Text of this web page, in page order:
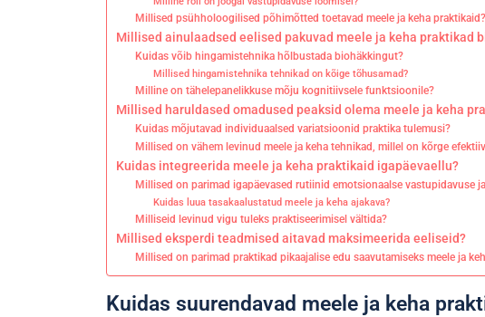
Millised psühholoogilised põhimõtted toetavad meele ja keha praktikaid?
Millised ainulaadsed eelised pakuvad meele ja keha praktikad
Kuidas võib hingamistehnika hõlbustada biohäkkingut?
Millised hingamistehnika tehnikad on kõige tõhusamad?
Milline on tähelepanelikkuse mõju kognitiivsele funktsioonile?
Millised haruldased omadused peaksid olema meele ja keha
Kuidas mõjutavad individuaalsed variatsioonid praktika tulemusi?
Millised on vähem levinud meele ja keha tehnikad, millel on kõrge
Kuidas integreerida meele ja keha praktikaid igapäevaellu?
Millised on parimad igapäevased rutiinid emotsionaalse vastupidavuse
Kuidas luua tasakaalustatud meele ja keha ajakava?
Milliseid levinud vigu tuleks praktiseerimisel vältida?
Millised eksperdi teadmised aitavad maksimeerida eeliseid?
Millised on parimad praktikad pikaajalise edu saavutamiseks meele ja
Kuidas suurendavad meele ja keha